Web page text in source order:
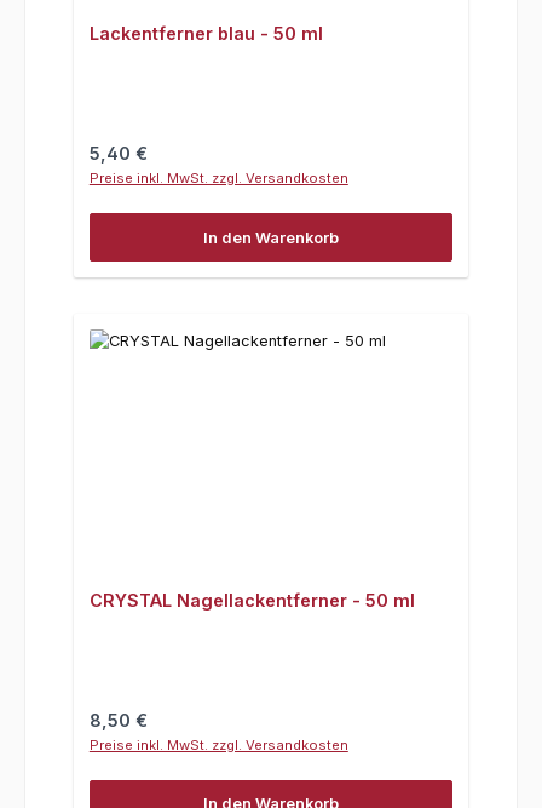
Lackentferner blau - 50 ml
Regulärer Preis:
5,40 €
Preise inkl. MwSt. zzgl. Versandkosten
In den Warenkorb
CRYSTAL Nagellackentferner - 50 ml
Regulärer Preis:
8,50 €
Preise inkl. MwSt. zzgl. Versandkosten
In den Warenkorb